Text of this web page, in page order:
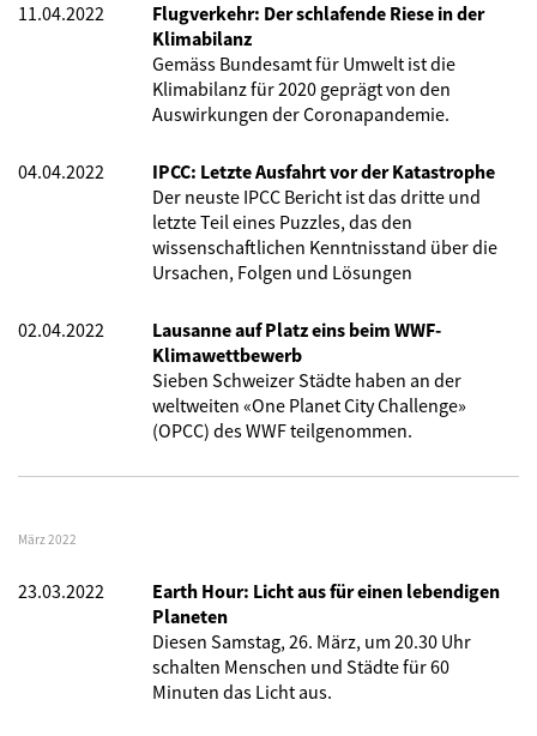
11.04.2022
Flugverkehr: Der schlafende Riese in der
Klimabilanz
Gemäss Bundesamt für Umwelt ist die
Klimabilanz für 2020 geprägt von den
Auswirkungen der Coronapandemie.
04.04.2022
IPCC: Letzte Ausfahrt vor der Katastrophe
Der neuste IPCC Bericht ist das dritte und
letzte Teil eines Puzzles, das den
wissenschaftlichen Kenntnisstand über die
Ursachen, Folgen und Lösungen
02.04.2022
Lausanne auf Platz eins beim WWF-
Klimawettbewerb
Sieben Schweizer Städte haben an der
weltweiten «One Planet City Challenge»
(OPCC) des WWF teilgenommen.
März 2022
23.03.2022
Earth Hour: Licht aus für einen lebendigen
Planeten
Diesen Samstag, 26. März, um 20.30 Uhr
schalten Menschen und Städte für 60
Minuten das Licht aus.